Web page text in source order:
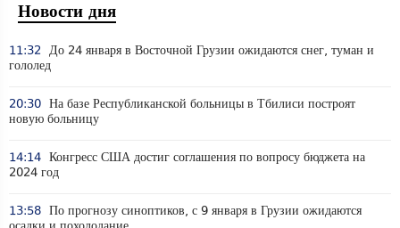
Новости дня
11:32 До 24 января в Восточной Грузии ожидаются снег, туман и
гололед
20:30 На базе Республиканской больницы в Тбилиси построят
новую больницу
14:14 Конгресс США достиг соглашения по вопросу бюджета на
2024 год
13:58 По прогнозу синоптиков, с 9 января в Грузии ожидаются